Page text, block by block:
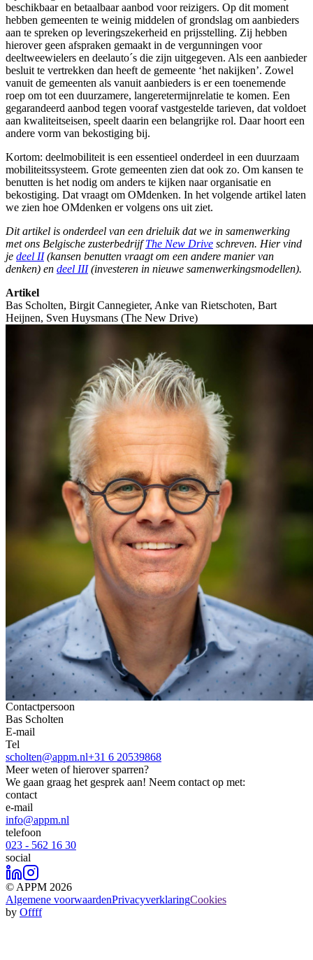
beschikbaar en betaalbaar aanbod voor reizigers. Op dit moment
hebben gemeenten te weinig middelen of grondslag om aanbieders
aan te spreken op leveringszekerheid en prijsstelling. Zij hebben
hierover geen afspraken gemaakt in de vergunningen voor
deeltweewielers en deelauto´s die zijn uitgegeven. Als een aanbieder
besluit te vertrekken dan heeft de gemeente ‘het nakijken’. Zowel
vanuit de gemeenten als vanuit aanbieders is er een toenemende
roep om tot een duurzamere, langeretermijnrelatie te komen. Een
gegarandeerd aanbod tegen vooraf vastgestelde tarieven, dat voldoet
aan kwaliteitseisen, speelt daarin een belangrijke rol. Daar hoort een
andere vorm van bekostiging bij.
Kortom: deelmobiliteit is een essentieel onderdeel in een duurzaam
mobiliteitssysteem. Grote gemeenten zien dat ook zo. Om kansen te
benutten is het nodig om anders te kijken naar organisatie en
bekostiging. Dat vraagt om OMdenken. In het volgende artikel laten
we zien hoe OMdenken er volgens ons uit ziet.
Dit artikel is onderdeel van een drieluik dat we in samenwerking
met ons Belgische zusterbedrijfThe New Drive schreven. Hier vind
je deel II(kansen benutten vraagt om een andere manier van
denken) en deel III(investeren in nieuwe samenwerkingsmodellen).
Artikel
Bas Scholten, Birgit Cannegieter, Anke van Rietschoten, Bart
Heijnen, Sven Huysmans (The New Drive)
Contactpersoon
Bas Scholten
E-mail
Tel
scholten@appm.nl+31 6 20539868
Meer weten of hierover sparren?
We gaan graag het gesprek aan! Neem contact op met:
contact
e-mail
info@appm.nl
telefoon
023 - 562 16 30
social
© APPM 2026
Algemene voorwaardenPrivacyverklaringCookies
by Offff